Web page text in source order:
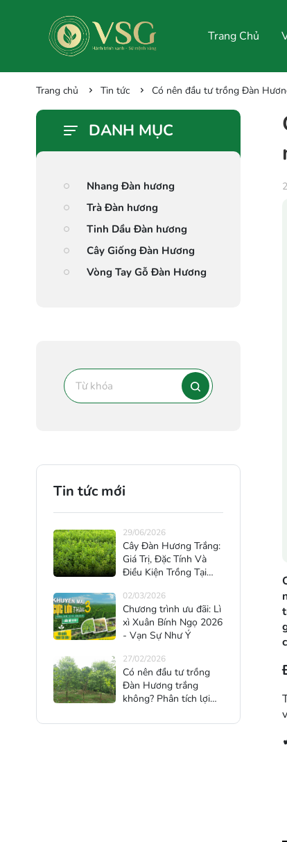
Trang Chủ
Trang chủ Tin tức Có nên đầu tư trồng Đàn
DANH MỤC
Nhang Đàn hương
Trà Đàn hương
Tinh Dầu Đàn hương
Cây Giống Đàn Hương
Vòng Tay Gỗ Đàn Hương
Tin tức mới
29/06/2026
Cây Đàn Hương Trắng:
Giá Trị, Đặc Tính Và
Điều Kiện Trồng Tại
02/03/2026
Chương trình ưu đãi: Lì
xì Xuân Bính Ngọ 2026
- Vạn Sự Như Ý
27/02/2026
Có nên đầu tư trồng
Đàn Hương trắng
không? Phân tích lợi
cho nhà đầu tư 2025